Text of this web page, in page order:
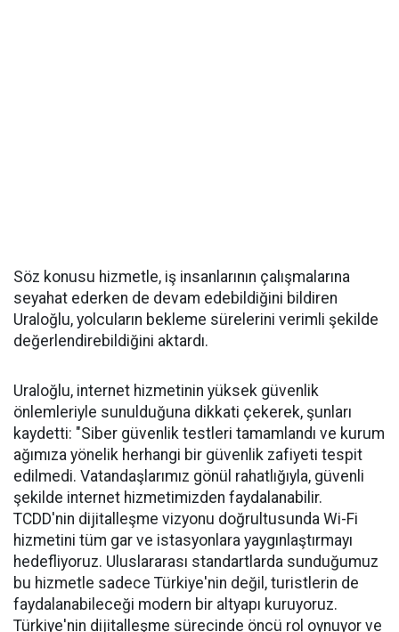
Söz konusu hizmetle, iş insanlarının çalışmalarına
seyahat ederken de devam edebildiğini bildiren
Uraloğlu, yolcuların bekleme sürelerini verimli şekilde
değerlendirebildiğini aktardı.
Uraloğlu, internet hizmetinin yüksek güvenlik
önlemleriyle sunulduğuna dikkati çekerek, şunları
kaydetti: "Siber güvenlik testleri tamamlandı ve kurum
ağımıza yönelik herhangi bir güvenlik zafiyeti tespit
edilmedi. Vatandaşlarımız gönül rahatlığıyla, güvenli
şekilde internet hizmetimizden faydalanabilir.
TCDD'nin dijitalleşme vizyonu doğrultusunda Wi-Fi
hizmetini tüm gar ve istasyonlara yaygınlaştırmayı
hedefliyoruz. Uluslararası standartlarda sunduğumuz
bu hizmetle sadece Türkiye'nin değil, turistlerin de
faydalanabileceği modern bir altyapı kuruyoruz.
Türkiye'nin dijitalleşme sürecinde öncü rol oynuyor ve